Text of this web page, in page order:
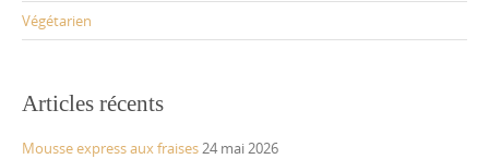
Végétarien
Articles récents
Mousse express aux fraises24 mai 2026